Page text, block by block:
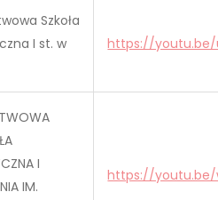
Szkoła
I st. w
https://youtu.be/
I
IM.
https://youtu.be/